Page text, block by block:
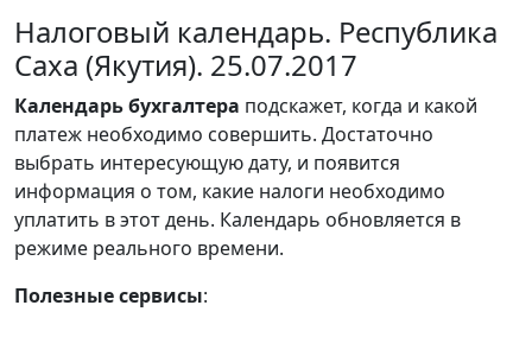
Налоговый календарь. Республика
Саха (Якутия). 25.07.2017
Календарьбухгалтера подскажет, когда и какой
платеж необходимо совершить. Достаточно
выбрать интересующую дату, и появится
информация о том, какие налоги необходимо
уплатить в этот день. Календарь обновляется в
режиме реального времени.
Полезные сервисы: